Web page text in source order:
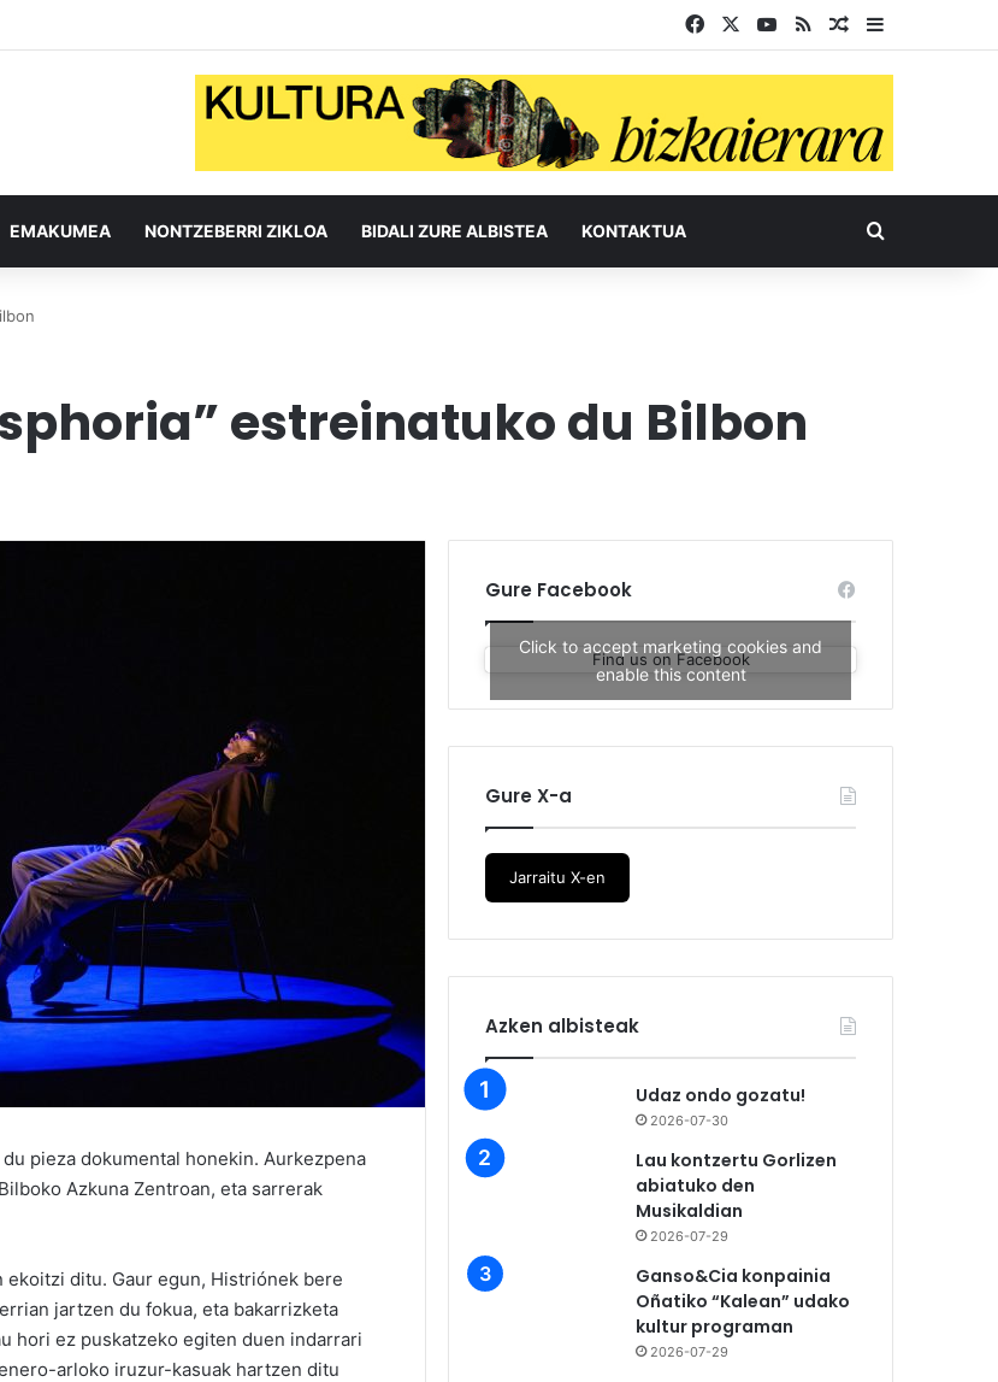
Facebook YouTube
RSS Ausazko
EMAKUMEA NONTZEBERRI ZIKLOA BIDALI ZURE ALBISTEA KONTAKTUA Bilatu
estreinatuko du Bilbon
pieza dokumental honekin. Aurkezpena
Azkuna Zentroan, eta sarrerak
ditu. Gaur egun, Histriónek bere
jartzen du fokua, eta bakarrizketa
hori ez puskatzeko egiten duen indarrari
arloko iruzur-kasuak hartzen ditu
Gure Facebook
Find us on Facebook
Click to accept marketing cookies and
enable this content
Gure X-a
Jarraitu X-en
Azken albisteak
Udaz ondo gozatu!
2026-07-30
Lau kontzertu Gorlizen
abiatuko den
Musikaldian
2026-07-29
Ganso&Cia konpainia
Oñatiko “Kalean” udako
kultur programan
2026-07-29